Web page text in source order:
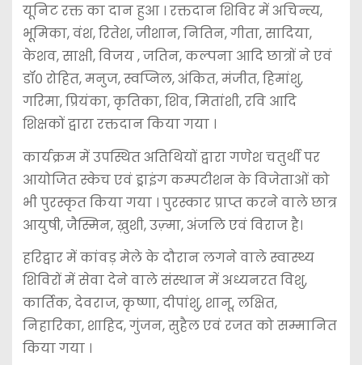
यूनिट रक्त का दान हुआ । रक्तदान शिविर में अचिन्त्य,
भूमिका, वंश, रितेश, जीशान, नितिन, गीता, सादिया,
केशव, साक्षी, विजय , जतिन, कल्पना आदि छात्रों ने एवं
डॉ० रोहित, मनुज, स्वप्निल, अंकित, मंजीत, हिमांशु,
गरिमा, प्रियंका, कृतिका, शिव, मितांशी, रवि आदि
शिक्षकों द्वारा रक्तदान किया गया ।
कार्यक्रम में उपस्थित अतिथियों द्वारा गणेश चतुर्थी पर
आयोजित स्केच एवं ड्राइंग कम्पटीशन के विजेताओं को
भी पुरस्कृत किया गया । पुरस्कार प्राप्त करने वाले छात्र
आयुषी, जैस्मिन, ख़ुशी, उज़्मा, अंजलि एवं विराज है।
हरिद्वार में कांवड़ मेले के दौरान लगने वाले स्वास्थ्य
शिविरों में सेवा देने वाले संस्थान में अध्यनरत विशु,
कार्तिक, देवराज, कृष्णा, दीपांशु, शानू, लक्षित,
निहारिका, शाहिद, गुंजन, सुहैल एवं रजत को सम्मानित
किया गया ।